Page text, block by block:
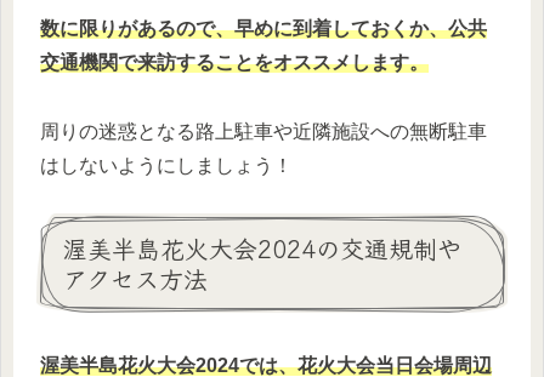
数に限りがあるので、早めに到着しておくか、公共
交通機関で来訪することをオススメします。
周りの迷惑となる路上駐車や近隣施設への無断駐車
はしないようにしましょう！
渥美半島花火大会2024の交通規制や
アクセス方法
渥美半島花火大会2024では、花火大会当日会場周辺